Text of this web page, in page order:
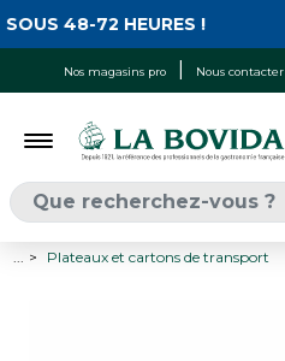
Nos magasins pro Nous contacter
48-72 HEURES !
Plateaux et cartons de transport